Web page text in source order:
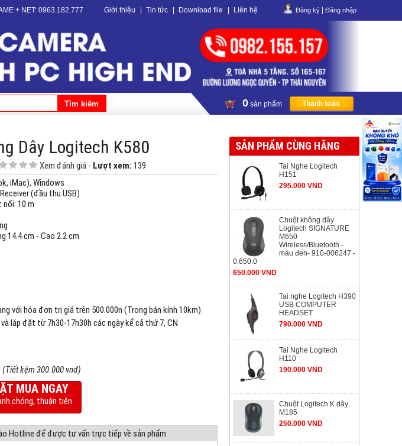
+ NET: 0963.182.777 Giới thiệu Tin tức Download file Liên hệ Đăng ký Đăng nhập
0 sản phẩm
Dây Logitech K580
Xem đánh giá - Lượt xem: 139
iMac), Windows
(đầu thu USB)
10 m
14.4 cm - Cao 2.2 cm
với hóa đơn trị giá trên 500.000n (Trong bán kính 10km)
lắp đặt từ 7h30-17h30h các ngày kể cả thứ 7, CN
(Tiết kệm 300.000 vnđ)
MUA NGAY
chóng, thuận tiện
Hotline để được tư vấn trực tiếp về sản phẩm
SẢN PHẨM CÙNG HÃNG
Tai Nghe Logitech
H151
295.000 VND
Chuột không dây
Logitech SIGNATURE
M650
Wireless/Bluetooth -
màu đen- 910-006247 -
0.650.0
650.000 VND
Tai nghe Logitech H390
USB COMPUTER
HEADSET
790.000 VND
Tai Nghe Logitech
H110
190.000 VND
Chuột Logitech K dây
M185
250.000 VND